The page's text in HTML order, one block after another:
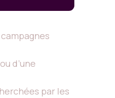
d’une
par les